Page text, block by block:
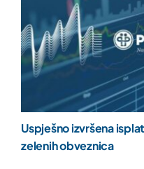
Uspješno izvršena
zelenih obveznica